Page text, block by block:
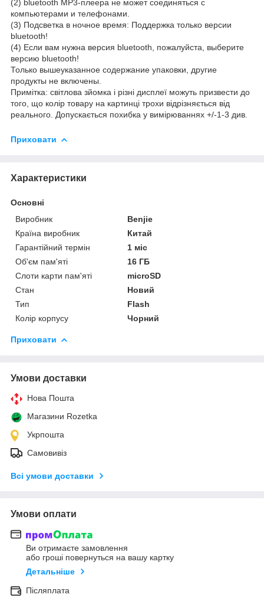
(2) bluetooth MP3-плеера не может соединяться с
компьютерами и телефонами.
(3) Подсветка в ночное время: Поддержка только версии
bluetooth!
(4) Если вам нужна версия bluetooth, пожалуйста, выберите
версию bluetooth!
Только вышеуказанное содержание упаковки, другие
продукты не включены.
Примітка: світлова зйомка і різні дисплеї можуть призвести до
того, що колір товару на картинці трохи відрізняється від
реального. Допускається похибка у вимірюваннях +/-1-3 див.
Приховати
Характеристики
Основні
Виробник
Benjie
Країна виробник
Китай
Гарантійний термін
1 міс
Об'єм пам'яті
16 ГБ
Слоти карти пам'яті
microSD
Стан
Новий
Тип
Flash
Колір корпусу
Чорний
Приховати
Умови доставки
Нова Пошта
Магазини Rozetka
Укрпошта
Самовивіз
Всі умови доставки
Умови оплати
Ви отримаєте замовлення
або гроші повернуться на вашу картку
Детальніше
Післяплата